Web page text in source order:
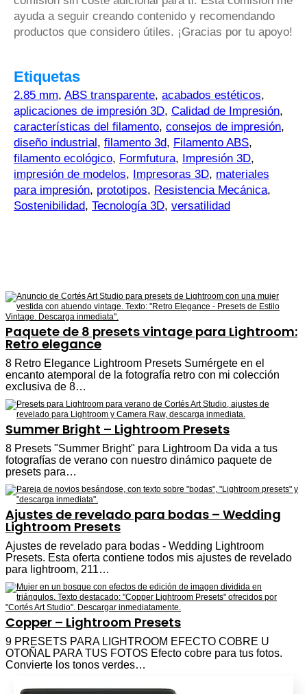
ayuda a seguir creando contenido y recomendando
productos que considero útiles. ¡Gracias por tu apoyo!
Etiquetas
2.85 mm, ABS transparente, acabados estéticos,
aplicaciones de impresión 3D, Calidad de Impresión,
características del filamento, consejos de impresión,
diseño industrial , filamento 3d, Filamento ABS,
filamento ecológico, Formfutura, Impresión 3D,
impresión de modelos, Impresoras 3D, materiales
para impresión, prototipos, Resistencia Mecánica,
Sostenibilidad, Tecnología 3D, versatilidad
Paquete de 8 presets vintage para Lightroom:
Retro elegance
8 Retro Elegance Lightroom Presets Sumérgete en el
encanto atemporal de la fotografía retro con mi colección
exclusiva de 8…
Summer Bright – Lightroom Presets
8 Presets "Summer Bright" para Lightroom Da vida a tus
fotografías de verano con nuestro dinámico paquete de
presets para…
Ajustes de revelado para bodas – Wedding
Lightroom Presets
Ajustes de revelado para bodas - Wedding Lightroom
Presets. Esta oferta contiene todos mis ajustes de revelado
para lightroom, 211…
Copper – Lightroom Presets
9 PRESETS PARA LIGHTROOM EFECTO COBRE U
OTOÑAL PARA TUS FOTOS Efecto cobre para tus fotos.
Convierte los tonos verdes…